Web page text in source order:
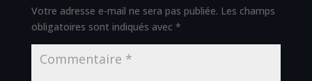
Votre adresse e-mail ne sera pas publiée. Les champs
obligatoires sont indiqués avec *